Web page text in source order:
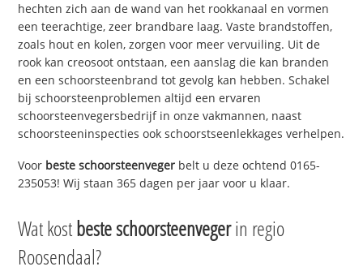
hechten zich aan de wand van het rookkanaal en vormen
een teerachtige, zeer brandbare laag. Vaste brandstoffen,
zoals hout en kolen, zorgen voor meer vervuiling. Uit de
rook kan creosoot ontstaan, een aanslag die kan branden
en een schoorsteenbrand tot gevolg kan hebben. Schakel
bij schoorsteenproblemen altijd een ervaren
schoorsteenvegersbedrijf in onze vakmannen, naast
schoorsteeninspecties ook schoorstseenlekkages verhelpen.
Voor beste schoorsteenveger belt u deze ochtend 0165-
235053! Wij staan 365 dagen per jaar voor u klaar.
Wat kostbeste schoorsteenvegerin regio
Roosendaal?